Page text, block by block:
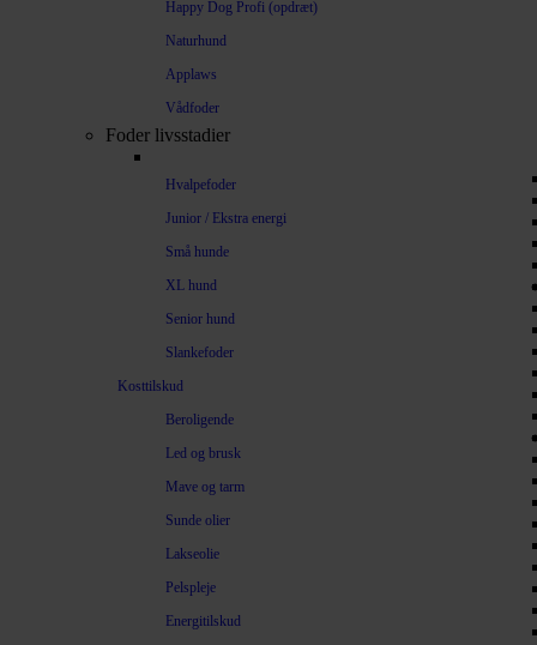
Happy Dog Profi (opdræt)
Naturhund
Applaws
Vådfoder
Foder livsstadier
Hvalpefoder
Junior / Ekstra energi
Små hunde
XL hund
Senior hund
Slankefoder
Kosttilskud
Beroligende
Led og brusk
Mave og tarm
Sunde olier
Lakseolie
Pelspleje
Energitilskud